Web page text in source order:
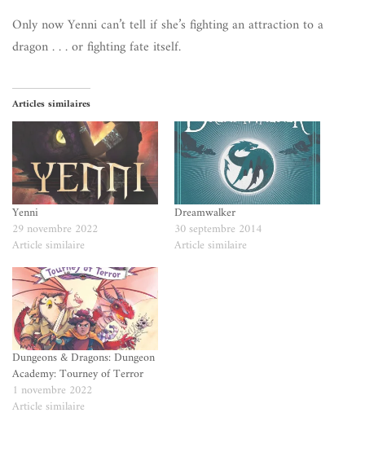
Only now Yenni can’t tell if she’s fighting an attraction to a
dragon . . . or fighting fate itself.
Articles similaires
Yenni
29 novembre 2022
Article similaire
Dreamwalker
30 septembre 2014
Article similaire
Dungeons & Dragons: Dungeon
Academy: Tourney of Terror
1 novembre 2022
Article similaire